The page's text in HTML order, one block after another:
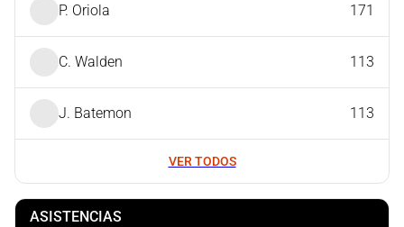
P. Oriola 171
C. Walden 113
J. Batemon 113
VER TODOS
ASISTENCIAS